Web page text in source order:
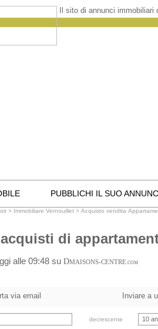
Il sito di annunci immobiliari
PUBBLICHI IL SUO
> Immobiliare Vernouillet > Acquisto vendita
di
alle 09:48 su DMAISONS-CENTRE.COM
via email Inviare a
decrescente 10